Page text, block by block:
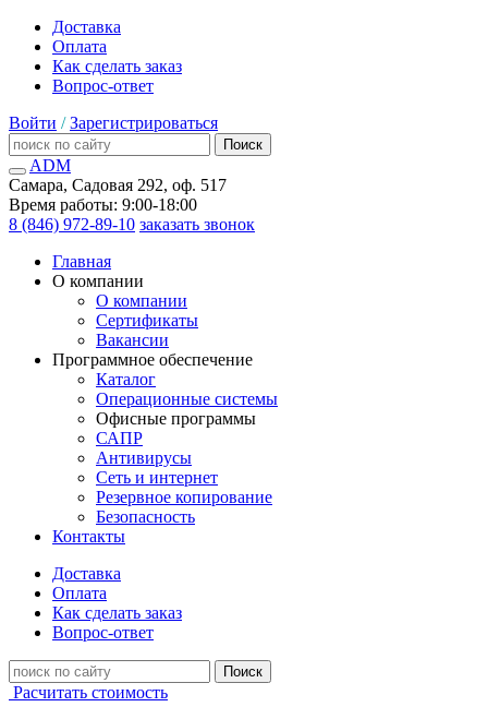
Доставка
Оплата
Как сделать заказ
Вопрос-ответ
Войти / Зарегистрироваться
Поиск
ADM
Самара, Садовая 292, оф. 517
Время работы: 9:00-18:00
8 (846) 972-89-10 заказать звонок
Главная
О компании
О компании
Сертификаты
Вакансии
Программное обеспечение
Каталог
Операционные системы
Офисные программы
САПР
Антивирусы
Сеть и интернет
Резервное копирование
Безопасность
Контакты
Доставка
Оплата
Как сделать заказ
Вопрос-ответ
Поиск
Расчитать стоимость